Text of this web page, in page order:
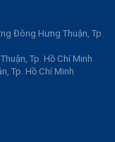
Đông Hưng Thuận, Tp.
Tp. Hồ Chí Minh
Tp. Hồ Chí Minh